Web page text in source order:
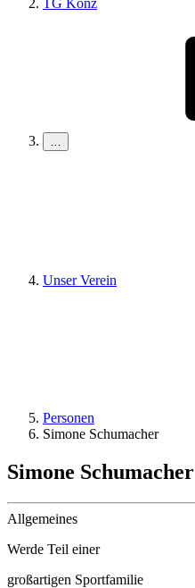
TG Konz
…
Unser Verein
Personen
Simone Schumacher
Simone Schumacher
Allgemeines
Werde Teil einer
großartigen Sportfamilie